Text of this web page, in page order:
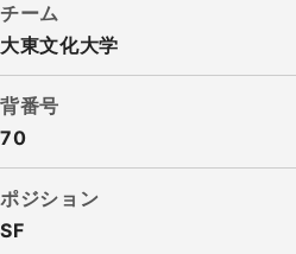
チーム
大東文化大学
背番号
70
ポジション
SF